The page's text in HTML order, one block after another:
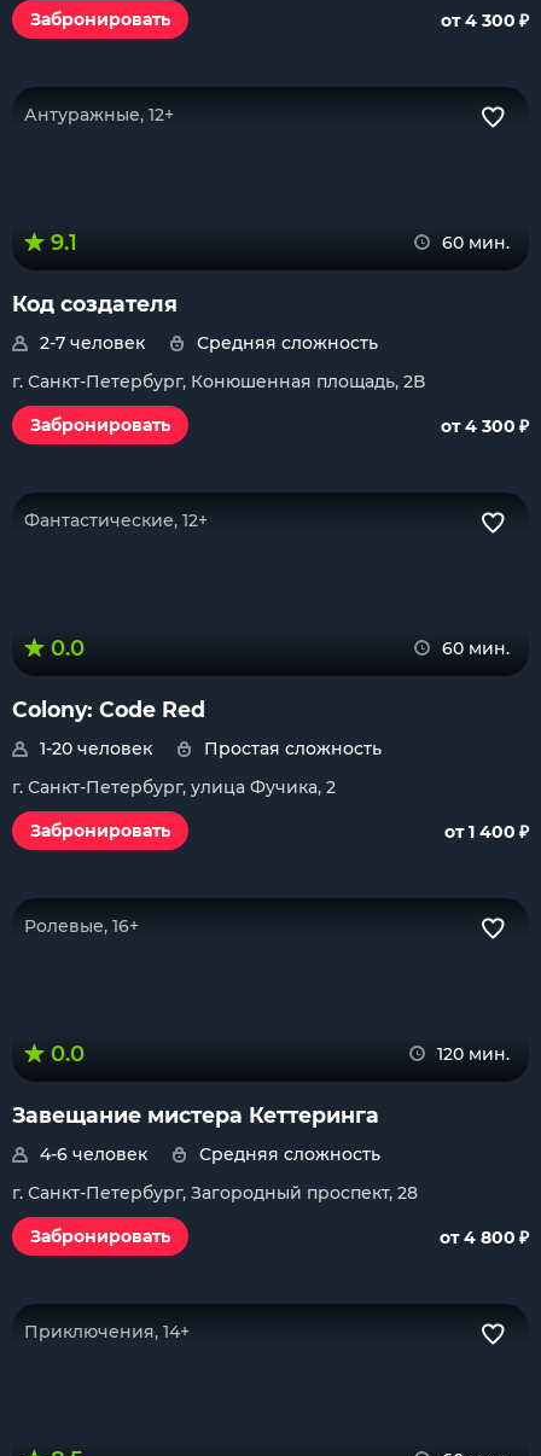
Забронировать
от 4 300 ₽
Антуражные, 12+
9.1 60 мин.
Код создателя
2-7 человек
Средняя сложность
г. Санкт-Петербург, Конюшенная площадь, 2В
Забронировать
от 4 300 ₽
Фантастические, 12+
0.0 60 мин.
Colony: Code Red
1-20 человек
Простая сложность
г. Санкт-Петербург, улица Фучика, 2
Забронировать
от 1 400 ₽
Ролевые, 16+
0.0 120 мин.
Завещание мистера Кеттеринга
4-6 человек
Средняя сложность
г. Санкт-Петербург, Загородный проспект, 28
Забронировать
от 4 800 ₽
Приключения, 14+